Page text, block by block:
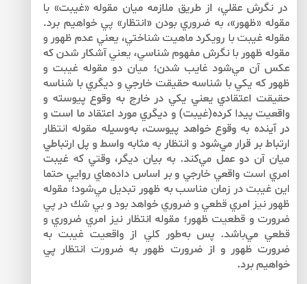
در نگرش عقلي، از طريق ملازمه ميان مقوله «غيبت» با
مقوله «ظهور»، به ضروري بودن «انتظار» پي خواهيم برد.
مقوله غيبت با رويكرد ماهيت شناختي، يعني عدم ظهور و
مقوله ظهور با نگرش مفهوم شناسي، يعني آشكار شدن كه
عكس آن مي‌‌شود غايب شدن؛ ميان دو مقوله غيبت و
ظهور كه يكي با شناسه حقيقت خارجي و ديگري با شناسه
حقيقت اعتقادي يعني يكي در خارج به وقوع پيوسته و
واقعيت پيدا كرده(غيبت) و ديگري مورد اعتقاد ما است و
در آينده به وقوع خواهد پيوست، به‌‌وسيله مقوله انتظار
ارتباط بر قرار مي‌‌شود و انتظار به مثابه واسط و پل ارتباطي
ميان آن دو عمل مي‌‌كند. به بيان ديگر، وقتي كه غيبت
امري است واقعي خارجي و بر اساس داده‌‌هاي روايي حتما
اين غيبت در زمان مناسب به ظهور تبديل مي‌‌شود؛ مقوله
ظهور نيز امري قطعي و ضروري خواهد بود و بي شك در پي
ضرورت و قطعيت ظهور؛ مقوله انتظار نيز امري ضروري و
قطعي مي‌‌باشد. پس به‌‌طور كلي از واقعيت غيبت به
ضرورت ظهور و از ضرورت ظهور به ضرورت انتظار پي
خواهيم برد.